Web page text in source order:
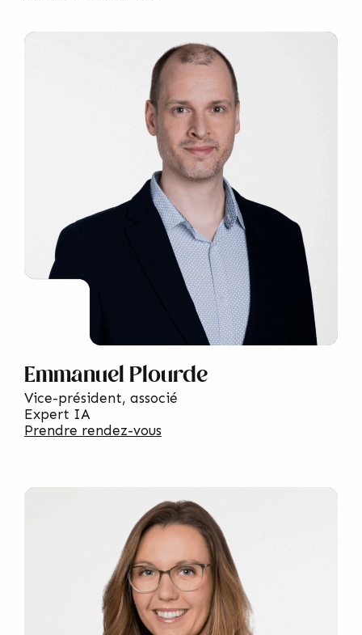
Emmanuel Plourde
Vice-président, associé
Expert IA
Prendre rendez-vous